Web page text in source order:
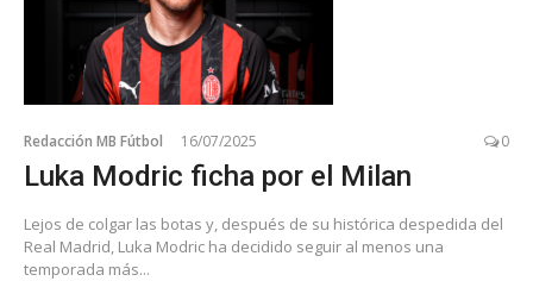
Redacción MB Fútbol 16/07/2025 0
Luka Modric ficha por el Milan
Lejos de colgar las botas y, después de su histórica despedida del
Real Madrid, Luka Modric ha decidido seguir al menos una
temporada más...